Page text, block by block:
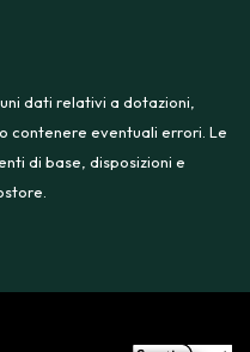
dati relativi a dotazioni,
contenere eventuali errori. Le
di base, disposizioni e